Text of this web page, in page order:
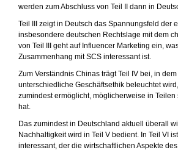
werden zum Abschluss von Teil II dann in
Teil III zeigt in Deutsch das Spannungsfeld der
insbesondere deutschen Rechtslage mit dem
von Teil III geht auf Influencer Marketing ein,
Zusammenhang mit SCS interessant ist.
Zum Verständnis Chinas trägt Teil IV bei, in
unterschiedliche Geschäftsethik beleuchtet
zumindest ermöglicht, möglicherweise in
hat.
Das zumindest in Deutschland aktuell überall
Nachhaltigkeit wird in Teil V bedient. In Teil VI
interessant, der die wirtschaftlichen Aspekte